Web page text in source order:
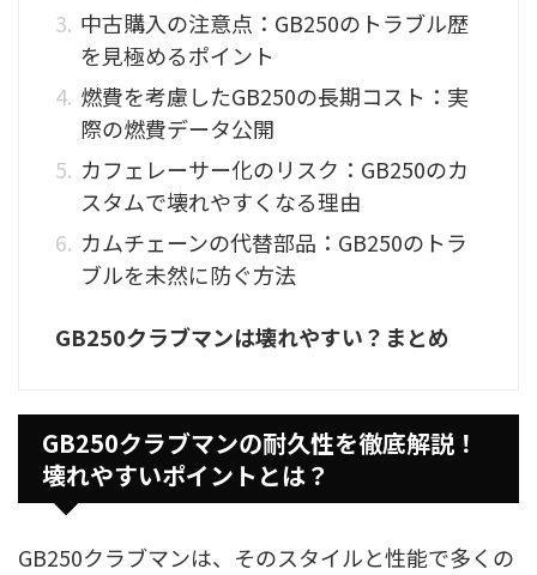
中古購入の注意点：GB250のトラブル歴
を見極めるポイント
燃費を考慮したGB250の長期コスト：実
際の燃費データ公開
カフェレーサー化のリスク：GB250のカ
スタムで壊れやすくなる理由
カムチェーンの代替部品：GB250のトラ
ブルを未然に防ぐ方法
GB250クラブマンは壊れやすい？まとめ
GB250クラブマンの耐久性を徹底解説！
壊れやすいポイントとは？
GB250クラブマンは、そのスタイルと性能で多くの